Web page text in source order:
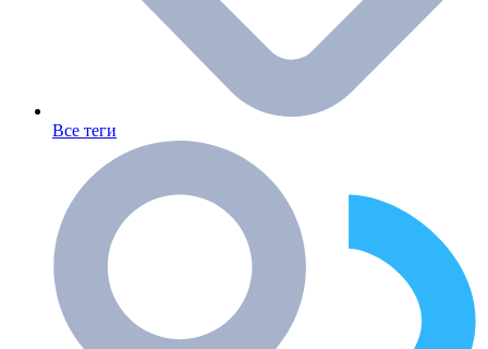
Все теги